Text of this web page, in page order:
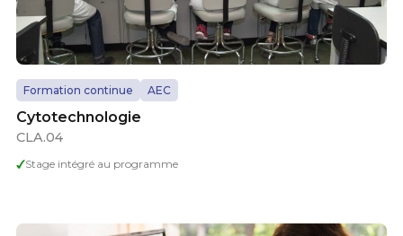
Formation continue AEC
Cytotechnologie
CLA.04
Stage intégré au programme